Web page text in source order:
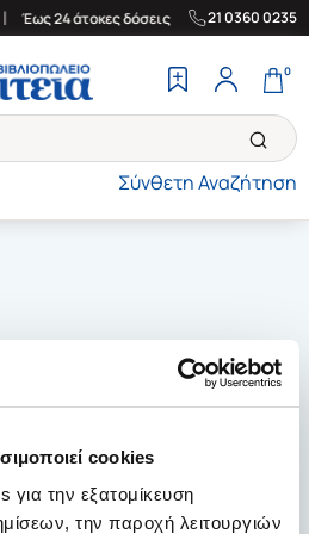
cookies
για την εξατομίκευση
την παροχή λειτουργιών
Έως 24 άτοκες δόσεις | Δωρεάν
21 0360 0235
Σύνθετη Αναζήτηση
0